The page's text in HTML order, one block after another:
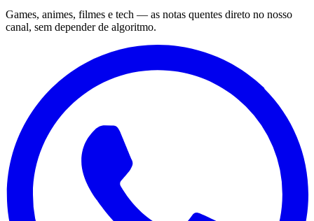
Games, animes, filmes e tech — as notas quentes direto no nosso
canal, sem depender de algoritmo.